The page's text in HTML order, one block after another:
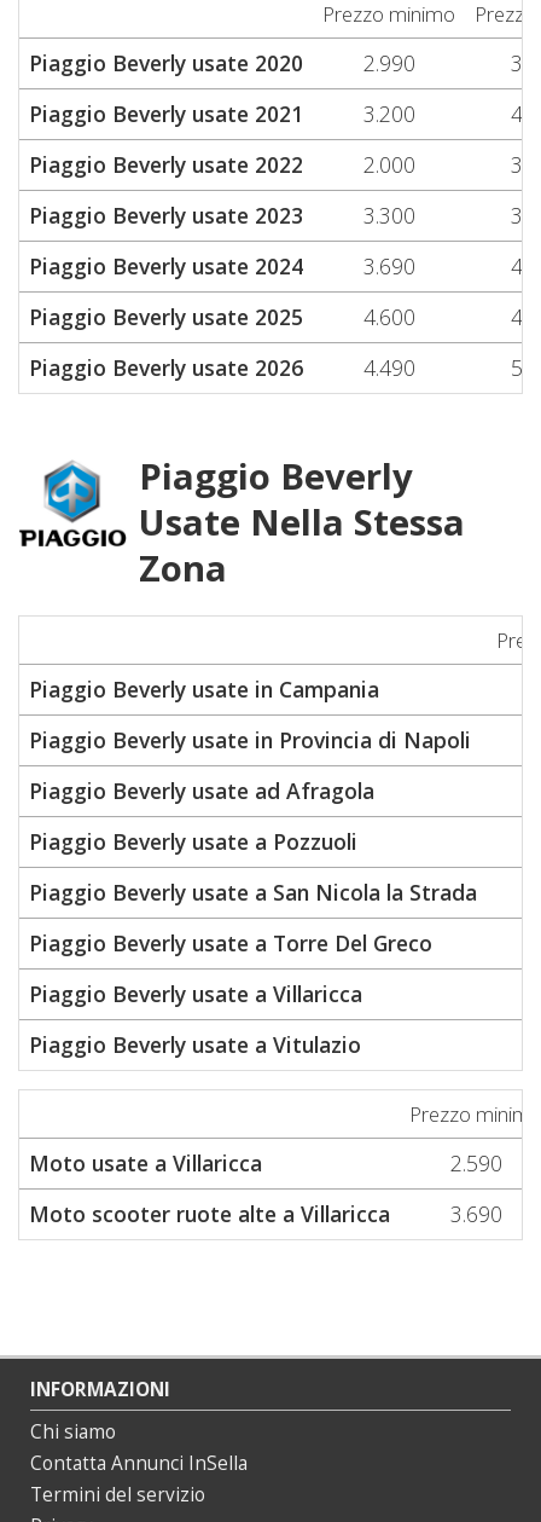
Prezzo minimo
Piaggio Beverly usate 2020 2.990
Piaggio Beverly usate 2021
3.200
Piaggio Beverly usate 2022
2.000
Piaggio Beverly usate 2023
3.300
Piaggio Beverly usate 2024
3.690
Piaggio Beverly usate 2025
4.600
Piaggio Beverly usate 2026
4.490
Piaggio Beverly
Usate Nella Stessa
Zona
Piaggio Beverly usate in Campania
Piaggio Beverly usate in Provincia di Napoli
Piaggio Beverly usate ad Afragola
Piaggio Beverly usate a Pozzuoli
Piaggio Beverly usate a San Nicola la Strada
Piaggio Beverly usate a Torre Del Greco
Piaggio Beverly usate a Villaricca
Piaggio Beverly usate a Vitulazio
Prezzo minimo
Moto usate a Villaricca
2.590
Moto scooter ruote alte a Villaricca
3.690
INFORMAZIONI
Chi siamo
Contatta Annunci InSella
Termini del servizio